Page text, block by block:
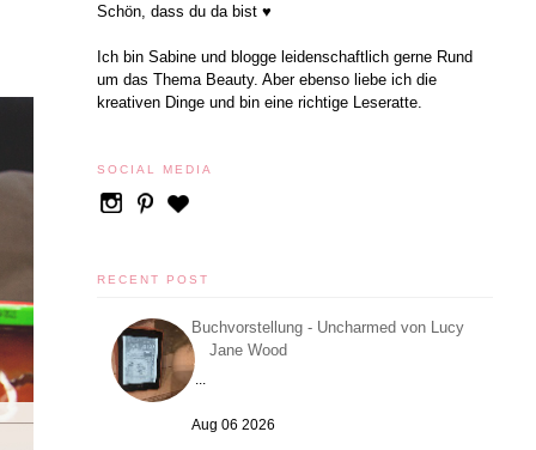
Schön, dass du da bist ♥
Ich bin Sabine und blogge leidenschaftlich gerne Rund
um das Thema Beauty. Aber ebenso liebe ich die
kreativen Dinge und bin eine richtige Leseratte.
SOCIAL MEDIA
RECENT POST
Buchvorstellung - Uncharmed von Lucy
Jane Wood
...
Aug 06 2026